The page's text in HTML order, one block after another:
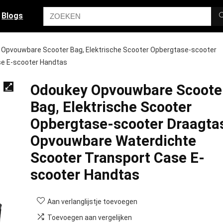
Blogs
Opvouwbare Scooter Bag, Elektrische Scooter Opbergtase-scooter
E-scooter Handtas
Odoukey Opvouwbare
Bag, Elektrische Scooter
Opbergtase-scooter
Opvouwbare Waterdichte
Scooter Transport Case E-
scooter Handtas
Aan verlanglijstje toevoegen
Toevoegen aan vergelijken